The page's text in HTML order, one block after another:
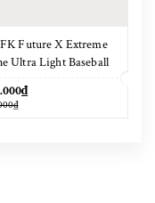
Future X Extreme
Ultra Light Baseball